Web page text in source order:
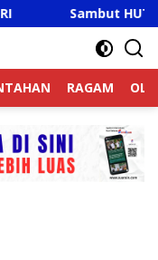
HUT RI Ke-81,
RAGAM